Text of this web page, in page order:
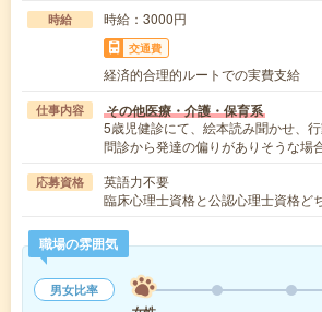
時給 時給：3000円
交通費
経済的合理的ルートでの実費支給
仕事内容 その他医療・介護・保育系
5歳児健診にて、絵本読み聞かせ、
問診から発達の偏りがありそうな場
応募資格
英語力不要
臨床心理士資格と公認心理士資格ど
職場の雰囲気
男女比率